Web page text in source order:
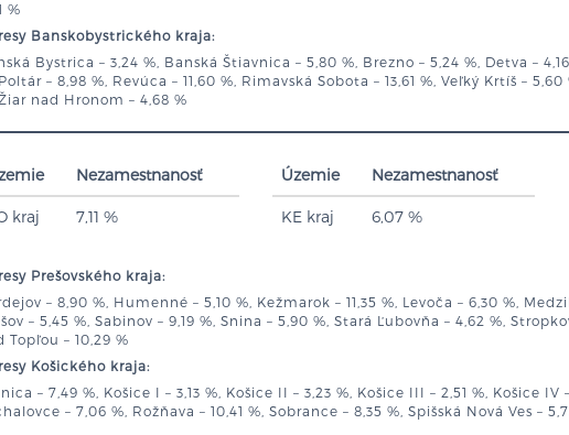
%
Banskobystrického kraja:
Bystrica – 3,24 %, Banská Štiavnica – 5,80 %, Brezno – 5,24 %, Detva –
– 8,98 %, Revúca – 11,60 %, Rimavská Sobota – 13,61 %, Veľký Krtíš –
nad Hronom – 4,68 %
Nezamestnanosť
kraj 7,11 %
Územie Nezamestnanosť
KE kraj 6,07 %
Prešovského kraja:
– 8,90 %, Humenné – 5,10 %, Kežmarok – 11,35 %, Levoča – 6,30 %,
– 5,45 %, Sabinov – 9,19 %, Snina – 5,90 %, Stará Ľubovňa – 4,62 %,
Topľou – 10,29 %
Košického kraja:
– 7,49 %, Košice I – 3,13 %, Košice II – 3,23 %, Košice III – 2,51 %, Košice IV
– 7,06 %, Rožňava – 10,41 %, Sobrance – 8,35 %, Spišská Nová Ves –